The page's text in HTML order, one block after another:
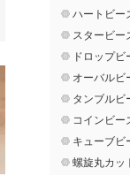
ハートビー
スタービー
ドロップビ
オーバルビ
タンブルビ
コインビー
キューブビ
螺旋丸カッ